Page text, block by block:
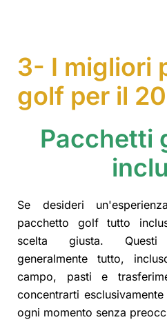
3- I migliori
golf per il
Pacchetti
Se desideri
pacchetto golf tutto
scelta giusta. Questi
generalmente tutto,
campo, pasti e
concentrarti
ogni momento senza